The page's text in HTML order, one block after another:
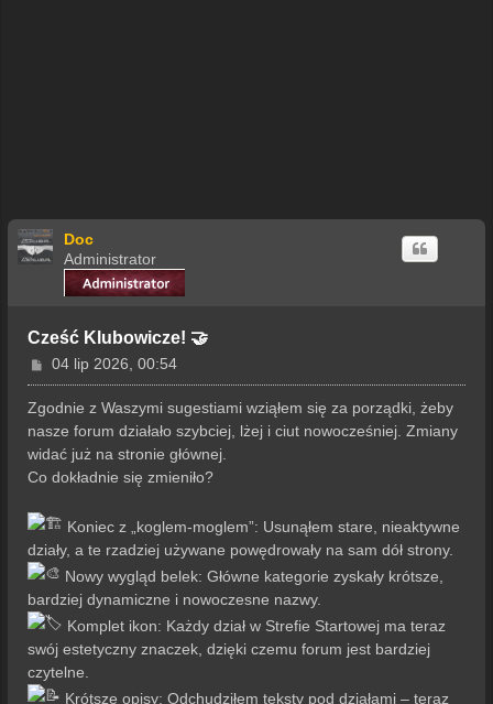
Doc
Administrator
Cześć Klubowicze! 🤝
P
o
s
04 lip 2026, 00:54
Zgodnie z Waszymi sugestiami wziąłem się za porządki, żeby
nasze forum działało szybciej, lżej i ciut nowocześniej. Zmiany
widać już na stronie głównej.
Co dokładnie się zmieniło?
Koniec z „koglem-moglem”: Usunąłem stare, nieaktywne
działy, a te rzadziej używane powędrowały na sam dół strony.
Nowy wygląd belek: Główne kategorie zyskały krótsze,
bardziej dynamiczne i nowoczesne nazwy.
Komplet ikon: Każdy dział w Strefie Startowej ma teraz
swój estetyczny znaczek, dzięki czemu forum jest bardziej
czytelne.
Krótsze opisy: Odchudziłem teksty pod działami – teraz